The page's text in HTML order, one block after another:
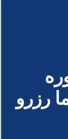
رزرو